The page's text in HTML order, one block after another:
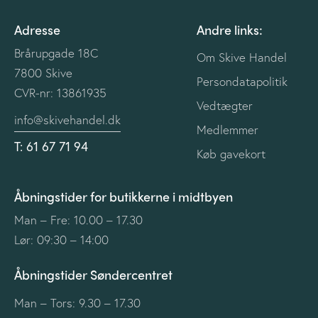
Adresse
Brårupgade 18C
7800 Skive
CVR-nr: 13861935
info@skivehandel.dk
T: 61 67 71 94
Andre links:
Om Skive Handel
Persondatapolitik
Vedtægter
Medlemmer
Køb gavekort
Åbningstider for butikkerne i midtbyen
Man – Fre: 10.00 – 17.30
Lør: 09:30 – 14:00
Åbningstider Søndercentret
Man – Tors: 9.30 – 17.30